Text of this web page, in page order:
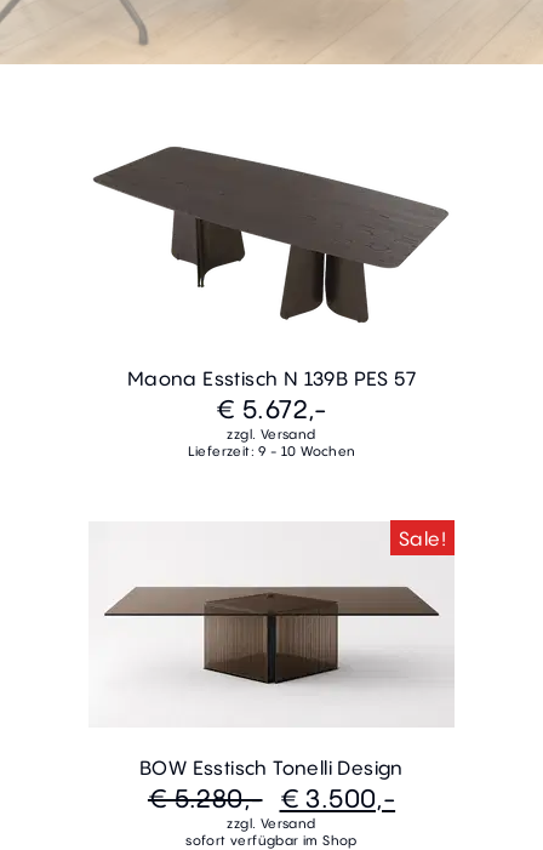
Maona Esstisch N 139B PES 57
€ 5.672,-
zzgl. Versand
Lieferzeit: 9 - 10 Wochen
Sale!
BOW Esstisch Tonelli Design
€ 5.280,- € 3.500,-
zzgl. Versand
sofort verfügbar im Shop